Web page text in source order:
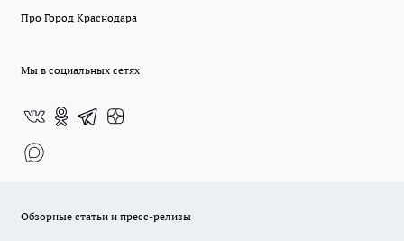
Про Город Краснодара
Мы в социальных сетях
Обзорные статьи и пресс-релизы